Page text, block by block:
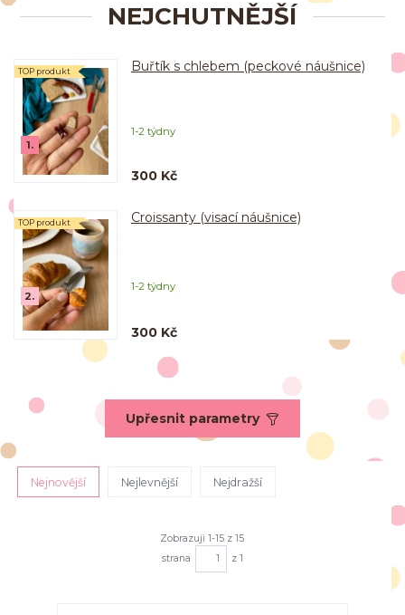
NEJCHUTNĚJŠÍ
1.
Buřtík s chlebem (peckové náušnice)
1-2 týdny
TOP produkt
300 Kč
2.
Croissanty (visací náušnice)
1-2 týdny
TOP produkt
300 Kč
Upřesnit parametry
Nejnovější Nejlevnější Nejdražší
Zobrazuji 1-15 z 15
strana
z 1